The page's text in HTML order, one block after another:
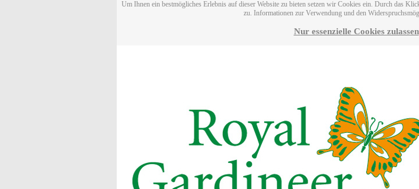
Um Ihnen ein bestmögliches Erlebnis auf dieser Website zu bieten setzen wir Cookies ein. Durch das
zu. Informationen zur Verwendung und den
Nur essenzielle Cookies zulassen